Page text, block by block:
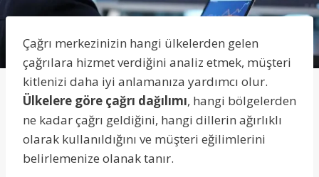
Çağrı merkezinizin hangi ülkelerden gelen
çağrılara hizmet verdiğini analiz etmek, müşteri
kitlenizi daha iyi anlamanıza yardımcı olur.
Ülkelere göre çağrı dağılımı, hangi bölgelerden
ne kadar çağrı geldiğini, hangi dillerin ağırlıklı
olarak kullanıldığını ve müşteri eğilimlerini
belirlemenize olanak tanır.